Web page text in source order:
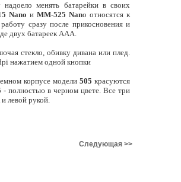
менять батарейки в своих
Nano иMM-525 Nano относятся к
сразу после прикосновения и
двух батареек ААА.
стекло, обивку дивана или плед.
нажатием одной кнопки
корпусе модели 505красуются
- полностью в черном цвете. Все три
левой рукой.
Следующая >>